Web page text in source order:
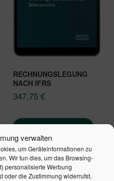
verwalten
um Geräteinformationen zu
Wir tun dies, um das Browsing-
personalisierte Werbung
oder die Zustimmung widerrufst,
RECHNUNGSLEGUNG
NACH IFRS
347,75 €
In den Warenkorb